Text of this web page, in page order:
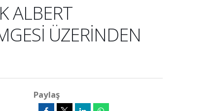
ALBERT
ÜZERİNDEN
Paylaş